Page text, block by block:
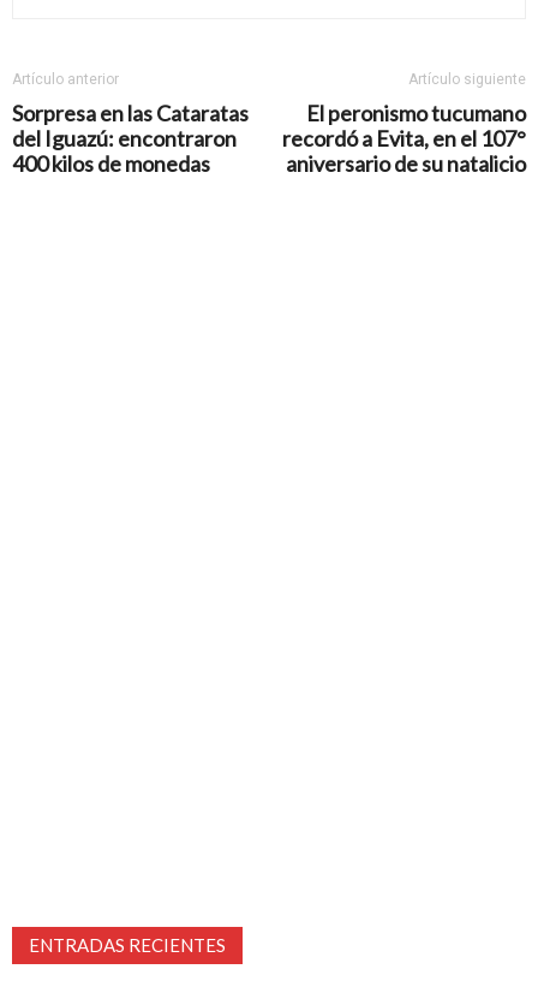
Artículo anterior
Sorpresa en las Cataratas
del Iguazú: encontraron
400 kilos de monedas
Artículo siguiente
El peronismo tucumano
recordó a Evita, en el 107°
aniversario de su natalicio
ENTRADAS RECIENTES